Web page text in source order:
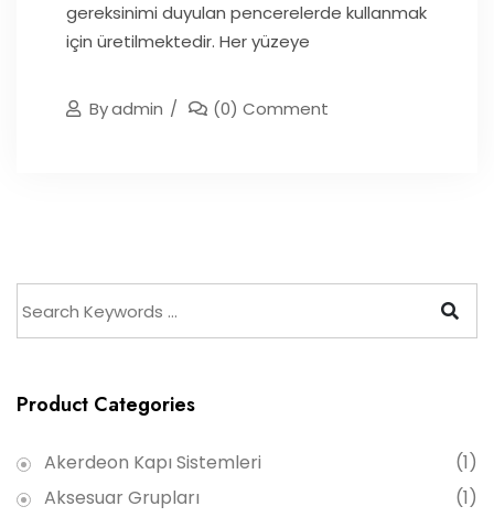
gereksinimi duyulan pencerelerde kullanmak
için üretilmektedir. Her yüzeye
ByAdmin (0) Comment
Product Categories
Akerdeon Kapı Sistemleri
(1)
Aksesuar Grupları
(1)